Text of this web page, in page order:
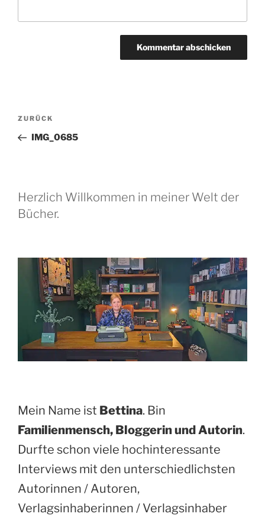
Beitragsnavigation
Vorheriger
Beitrag
ZURÜCK
IMG_0685
Herzlich Willkommen in meiner Welt der
Bücher.
Mein Name ist Bettina. Bin
Familienmensch, Bloggerin und Autorin.
Durfte schon viele hochinteressante
Interviews mit den unterschiedlichsten
Autorinnen / Autoren,
Verlagsinhaberinnen / Verlagsinhaber